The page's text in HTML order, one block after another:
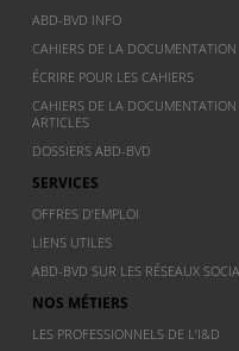
ABD-BVD INFO
CAHIERS DE LA DOCUMENTATION
ÉCRIRE POUR LES CAHIERS
CAHIERS DE LA
ARTICLES
DOSSIERS ABD-BVD
SERVICES
OFFRES D’EMPLOI
LIENS UTILES
ABD-BVD SUR LES RÉSEAUX
NOS MÉTIERS
LES PROFESSIONNELS DE L’I&D